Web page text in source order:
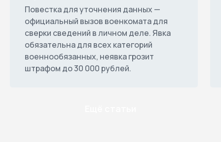
Повестка для уточнения данных —
официальный вызов военкомата для
сверки сведений в личном деле. Явка
обязательна для всех категорий
военнообязанных, неявка грозит
штрафом до 30 000 рублей.